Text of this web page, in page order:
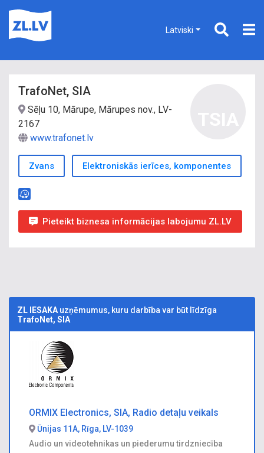
Latviski
TrafoNet, SIA
Sēļu 10, Mārupe, Mārupes nov., LV-
2167
www.trafonet.lv
Zvans Elektroniskās ierīces, komponentes
Pieteikt biznesa informācijas labojumu ZL.LV
ZL IESAKA uzņēmumus, kuru darbība var būt līdzīga
TrafoNet, SIA
ORMIX Electronics, SIA, Radio detaļu veikals
Ūnijas 11A, Rīga, LV-1039
Audio un videotehnikas un piederumu tirdzniecība